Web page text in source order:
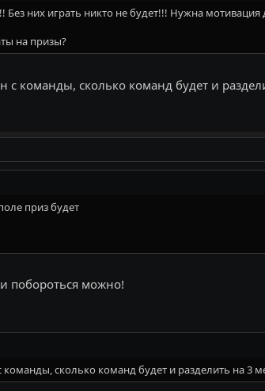
них играть никто не будет!!! Нужна
на призы?
с команды, сколько команд будет и
приз будет
побороться можно!
сколько команд будет и разделить на 3